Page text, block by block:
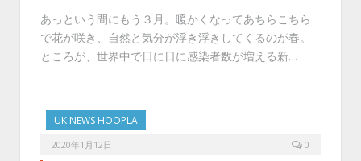
あっという間にもう３月。暖かくなってあちらこちら
で花が咲き、自然と気分が浮き浮きしてくるのが春。
ところが、世界中で日に日に感染者数が増える新…
UK NEWS HOOPLA
2020年1月12日 0